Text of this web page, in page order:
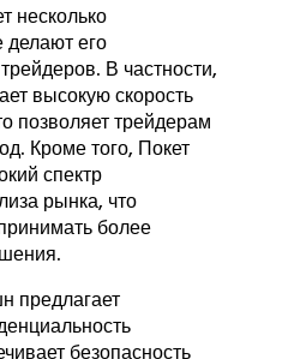
несколько
его
В частности,
высокую скорость
позволяет трейдерам
Кроме того, Покет
спектр
рынка, что
более
предлагает
безопасность